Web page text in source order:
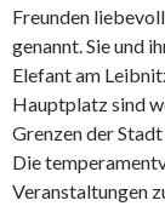
Freunden
genannt. Sie und
Elefant am
Hauptplatz sind
Grenzen der
Die
Veranstaltungen